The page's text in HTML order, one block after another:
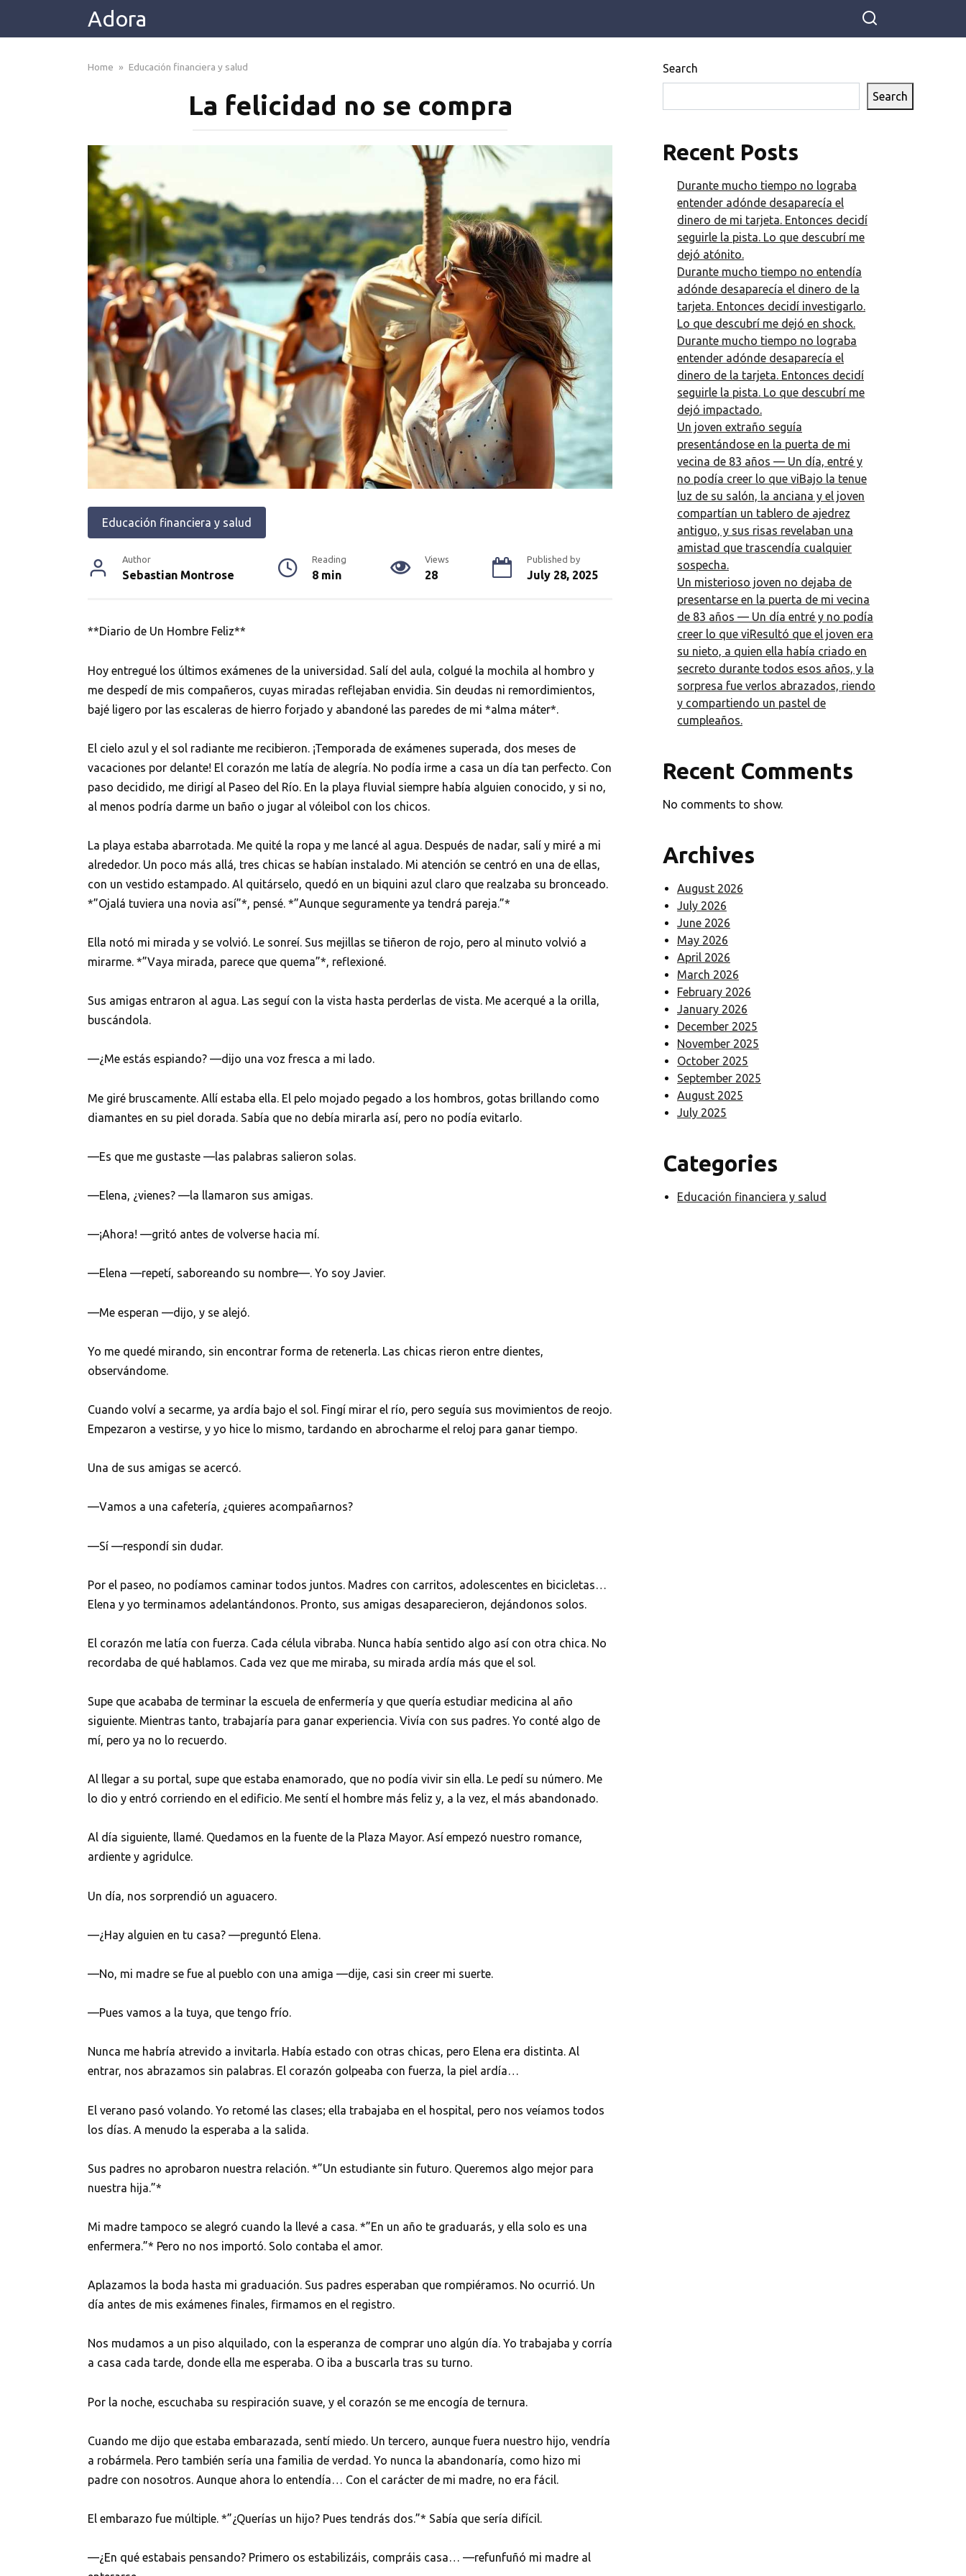
Adora
Home » Educación financiera y salud
La felicidad no se compra
Educación financiera y salud
Author
Sebastian Montrose
Reading
8 min
Views
28
Published by
July 28, 2025
**Diario de Un Hombre Feliz**
Hoy entregué los últimos exámenes de la universidad. Salí del aula, colgué la mochila al hombro y
me despedí de mis compañeros, cuyas miradas reflejaban envidia. Sin deudas ni remordimientos,
bajé ligero por las escaleras de hierro forjado y abandoné las paredes de mi *alma máter*.
El cielo azul y el sol radiante me recibieron. ¡Temporada de exámenes superada, dos meses de
vacaciones por delante! El corazón me latía de alegría. No podía irme a casa un día tan perfecto. Con
paso decidido, me dirigí al Paseo del Río. En la playa fluvial siempre había alguien conocido, y si no,
al menos podría darme un baño o jugar al vóleibol con los chicos.
La playa estaba abarrotada. Me quité la ropa y me lancé al agua. Después de nadar, salí y miré a mi
alrededor. Un poco más allá, tres chicas se habían instalado. Mi atención se centró en una de ellas,
con un vestido estampado. Al quitárselo, quedó en un biquini azul claro que realzaba su bronceado.
*”Ojalá tuviera una novia así”*, pensé. *”Aunque seguramente ya tendrá pareja.”*
Ella notó mi mirada y se volvió. Le sonreí. Sus mejillas se tiñeron de rojo, pero al minuto volvió a
mirarme. *”Vaya mirada, parece que quema”*, reflexioné.
Sus amigas entraron al agua. Las seguí con la vista hasta perderlas de vista. Me acerqué a la orilla,
buscándola.
—¿Me estás espiando? —dijo una voz fresca a mi lado.
Me giré bruscamente. Allí estaba ella. El pelo mojado pegado a los hombros, gotas brillando como
diamantes en su piel dorada. Sabía que no debía mirarla así, pero no podía evitarlo.
—Es que me gustaste —las palabras salieron solas.
—Elena, ¿vienes? —la llamaron sus amigas.
—¡Ahora! —gritó antes de volverse hacia mí.
—Elena —repetí, saboreando su nombre—. Yo soy Javier.
—Me esperan —dijo, y se alejó.
Yo me quedé mirando, sin encontrar forma de retenerla. Las chicas rieron entre dientes,
observándome.
Cuando volví a secarme, ya ardía bajo el sol. Fingí mirar el río, pero seguía sus movimientos de reojo.
Empezaron a vestirse, y yo hice lo mismo, tardando en abrocharme el reloj para ganar tiempo.
Una de sus amigas se acercó.
—Vamos a una cafetería, ¿quieres acompañarnos?
—Sí —respondí sin dudar.
Por el paseo, no podíamos caminar todos juntos. Madres con carritos, adolescentes en bicicletas…
Elena y yo terminamos adelantándonos. Pronto, sus amigas desaparecieron, dejándonos solos.
El corazón me latía con fuerza. Cada célula vibraba. Nunca había sentido algo así con otra chica. No
recordaba de qué hablamos. Cada vez que me miraba, su mirada ardía más que el sol.
Supe que acababa de terminar la escuela de enfermería y que quería estudiar medicina al año
siguiente. Mientras tanto, trabajaría para ganar experiencia. Vivía con sus padres. Yo conté algo de
mí, pero ya no lo recuerdo.
Al llegar a su portal, supe que estaba enamorado, que no podía vivir sin ella. Le pedí su número. Me
lo dio y entró corriendo en el edificio. Me sentí el hombre más feliz y, a la vez, el más abandonado.
Al día siguiente, llamé. Quedamos en la fuente de la Plaza Mayor. Así empezó nuestro romance,
ardiente y agridulce.
Un día, nos sorprendió un aguacero.
—¿Hay alguien en tu casa? —preguntó Elena.
—No, mi madre se fue al pueblo con una amiga —dije, casi sin creer mi suerte.
—Pues vamos a la tuya, que tengo frío.
Nunca me habría atrevido a invitarla. Había estado con otras chicas, pero Elena era distinta. Al
entrar, nos abrazamos sin palabras. El corazón golpeaba con fuerza, la piel ardía…
El verano pasó volando. Yo retomé las clases; ella trabajaba en el hospital, pero nos veíamos todos
los días. A menudo la esperaba a la salida.
Sus padres no aprobaron nuestra relación. *”Un estudiante sin futuro. Queremos algo mejor para
nuestra hija.”*
Mi madre tampoco se alegró cuando la llevé a casa. *”En un año te graduarás, y ella solo es una
enfermera.”* Pero no nos importó. Solo contaba el amor.
Aplazamos la boda hasta mi graduación. Sus padres esperaban que rompiéramos. No ocurrió. Un
día antes de mis exámenes finales, firmamos en el registro.
Nos mudamos a un piso alquilado, con la esperanza de comprar uno algún día. Yo trabajaba y corría
a casa cada tarde, donde ella me esperaba. O iba a buscarla tras su turno.
Por la noche, escuchaba su respiración suave, y el corazón se me encogía de ternura.
Cuando me dijo que estaba embarazada, sentí miedo. Un tercero, aunque fuera nuestro hijo, vendría
a robármela. Pero también sería una familia de verdad. Yo nunca la abandonaría, como hizo mi
padre con nosotros. Aunque ahora lo entendía… Con el carácter de mi madre, no era fácil.
El embarazo fue múltiple. *”¿Querías un hijo? Pues tendrás dos.”* Sabía que sería difícil.
—¿En qué estabais pensando? Primero os estabilizáis, compráis casa… —refunfuñó mi madre al
Search
Search
Recent Posts
Durante mucho tiempo no lograba
entender adónde desaparecía el
dinero de mi tarjeta. Entonces decidí
seguirle la pista. Lo que descubrí me
dejó atónito.
Durante mucho tiempo no entendía
adónde desaparecía el dinero de la
tarjeta. Entonces decidí investigarlo.
Lo que descubrí me dejó en shock.
Durante mucho tiempo no lograba
entender adónde desaparecía el
dinero de la tarjeta. Entonces decidí
seguirle la pista. Lo que descubrí me
dejó impactado.
Un joven extraño seguía
presentándose en la puerta de mi
vecina de 83 años — Un día, entré y
no podía creer lo que viBajo la tenue
luz de su salón, la anciana y el joven
compartían un tablero de ajedrez
antiguo, y sus risas revelaban una
amistad que trascendía cualquier
sospecha.
Un misterioso joven no dejaba de
presentarse en la puerta de mi vecina
de 83 años — Un día entré y no podía
creer lo que viResultó que el joven era
su nieto, a quien ella había criado en
secreto durante todos esos años, y la
sorpresa fue verlos abrazados, riendo
y compartiendo un pastel de
cumpleaños.
Recent Comments
No comments to show.
Archives
August 2026
July 2026
June 2026
May 2026
April 2026
March 2026
February 2026
January 2026
December 2025
November 2025
October 2025
September 2025
August 2025
July 2025
Categories
Educación financiera y salud
el amor, hay que vivir en algún sitio y comer